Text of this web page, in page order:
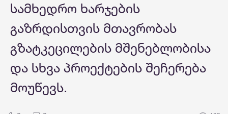
სამხედრო ხარჯების
გაზრდისთვის მთავრობას
გზატკეცილების მშენებლობისა
და სხვა პროექტების შეჩერება
მოუწევს.